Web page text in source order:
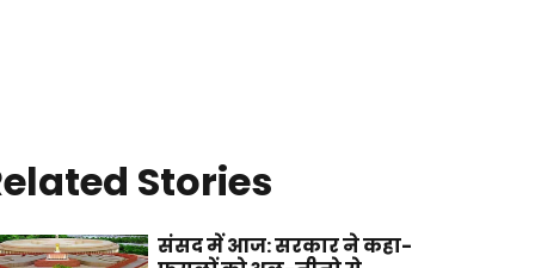
Stories
संसद में आज: सरकार ने कहा-